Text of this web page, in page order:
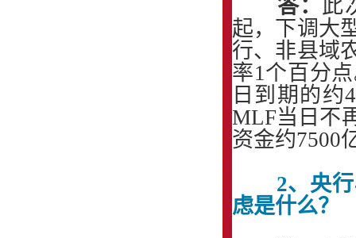
答： 此
起，下调大
行、非县域
率1个百分
日到期的约
MLF当日不
资金约7500
2、央行
虑是什么？